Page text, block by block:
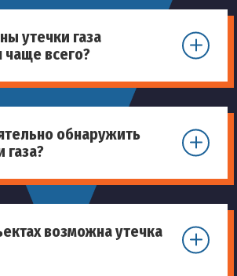
утечки газа
чаще всего?
обнаружить
газа?
возможна утечка